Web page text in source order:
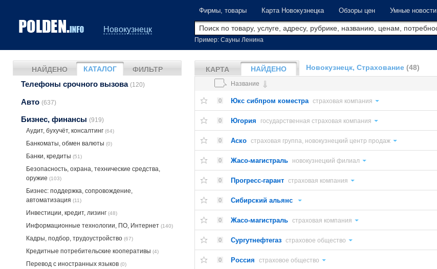
Новокузнецк
Фирмы, товары Карта Новокузнецка Обзоры цен Умные новости
Пример: Сауны Ленина
НАЙДЕНО КАТАЛОГ ФИЛЬТР
Телефоны срочного вызова (120)
Авто (637)
Бизнес, финансы (919)
Аудит, бухучёт, консалтинг (64)
Банкоматы, обмен валюты (0)
Банки, кредиты (51)
Безопасность, охрана, технические средства,
оружие (103)
Бизнес: поддержка, сопровождение,
автоматизация (11)
Инвестиции, кредит, лизинг (48)
Информационные технологии, ПО, Интернет (140)
Кадры, подбор, трудоустройство (67)
Кредитные потребительские кооперативы (4)
Перевод с иностранных языков (0)
КАРТА НАЙДЕНО Новокузнецк, Страхование (48)
Название
0 Юкс сибпром коместра страховая компания
0 Югория государственная страховая компания
0 Аско страховая группа, новокузнецкий центр продаж
0 Жасо-магистраль новокузнецкий филиал
0 Прогресс-гарант страховая компания
0 Сибирский альянс
0 Жасо-магистраль страховая компания
0 Сургутнефтегаз страховое общество
0 Россия страховое общество